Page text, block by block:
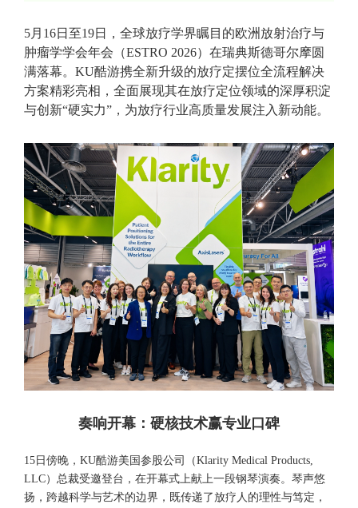
5月16日至19日，全球放疗学界瞩目的欧洲放射治疗与
肿瘤学学会年会（ESTRO 2026）在瑞典斯德哥尔摩圆
满落幕。KU酷游携全新升级的放疗定摆位全流程解决
方案精彩亮相，全面展现其在放疗定位领域的深厚积淀
与创新“硬实力”，为放疗行业高质量发展注入新动能。
奏响开幕：硬核技术赢专业口碑
15日傍晚，KU酷游美国参股公司（Klarity Medical Products,
LLC）总裁受邀登台，在开幕式上献上一段钢琴演奏。琴声悠
扬，跨越科学与艺术的边界，既传递了放疗人的理性与笃定，